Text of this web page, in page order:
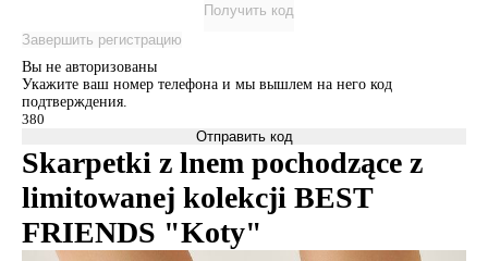
Получить код
Завершить регистрацию
Вы не авторизованы
Укажите ваш номер телефона и мы вышлем на него код
подтверждения.
Отправить код
Skarpetki z lnem pochodzące z
limitowanej kolekcji BEST
FRIENDS "Koty"